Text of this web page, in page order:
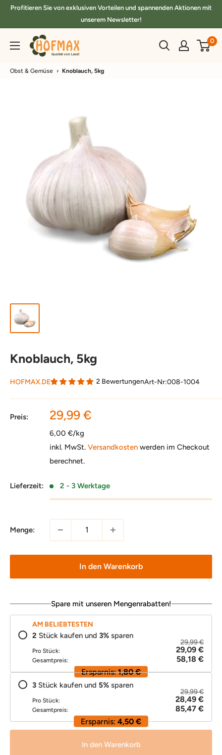
DirektProfitieren Sie von exklusiven Vorteilen und spannenden Aktionen mit
unserem Newsletter!
hofmax.de 0
Obst & Gemüse › Knoblauch, 5kg
Knoblauch, 5kg
HOFMAX.DE 2 BewertungenArt-Nr:008-1004
Preis: Sonderpreis
29,99 €
6,00 €/kg
inkl. MwSt. Versandkosten werden im Checkout
berechnet.
Lieferzeit: 2 - 3 Werktage
Menge:
In den Warenkorb
Spare mit unseren Mengenrabatten!
AM BELIEBTESTEN
2 Stück kaufen und 3% sparen
Pro Stück:
29,99 €
29,09 €
Gesamtpreis:
58,18 €
Ersparnis: 1,80 €
3 Stück kaufen und 5% sparen
Pro Stück:
29,99 €
28,49 €
Gesamtpreis:
85,47 €
Ersparnis: 4,50 €
In den Warenkorb